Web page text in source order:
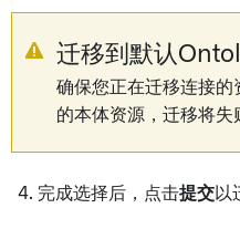
迁移到默认
确保您正在迁移连接的
的本体资源，迁移将失
完成选择后，点击提交以